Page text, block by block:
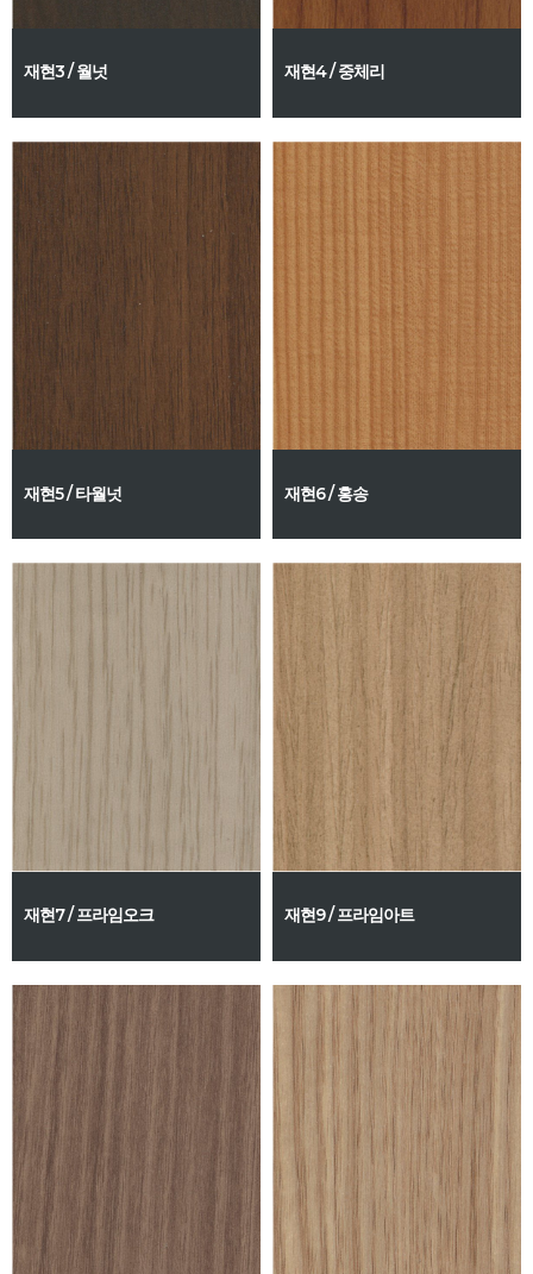
재현3 / 월넛 재현4 / 중체리
재현5 / 타월넛 재현6 / 홍송
재현7 / 프라임오크 재현9 / 프라임아트